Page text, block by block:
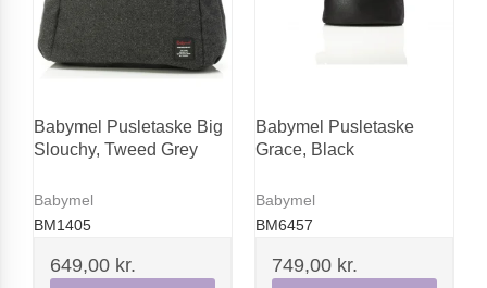
Babymel Pusletaske Big
Slouchy, Tweed Grey
Babymel
BM1405
649,00 kr.
Babymel Pusletaske
Grace, Black
Babymel
BM6457
749,00 kr.